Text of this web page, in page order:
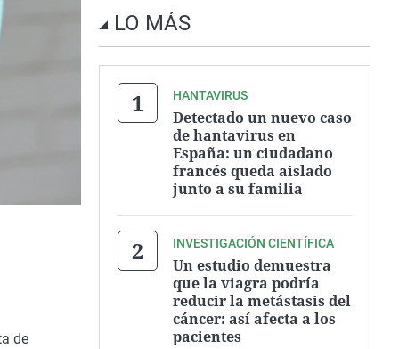
de
LO MÁS
HANTAVIRUS
Detectado un nuevo caso
de hantavirus en
España: un ciudadano
francés queda aislado
junto a su familia
INVESTIGACIÓN CIENTÍFICA
Un estudio demuestra
que la viagra podría
reducir la metástasis del
cáncer: así afecta a los
pacientes